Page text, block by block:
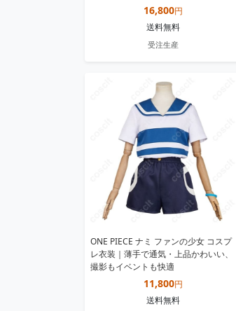
16,800円
送料無料
受注生産
ONE PIECE ナミ ファンの少女 コスプ
レ衣装｜薄手で通気・上品かわいい、
撮影もイベントも快適
11,800円
送料無料